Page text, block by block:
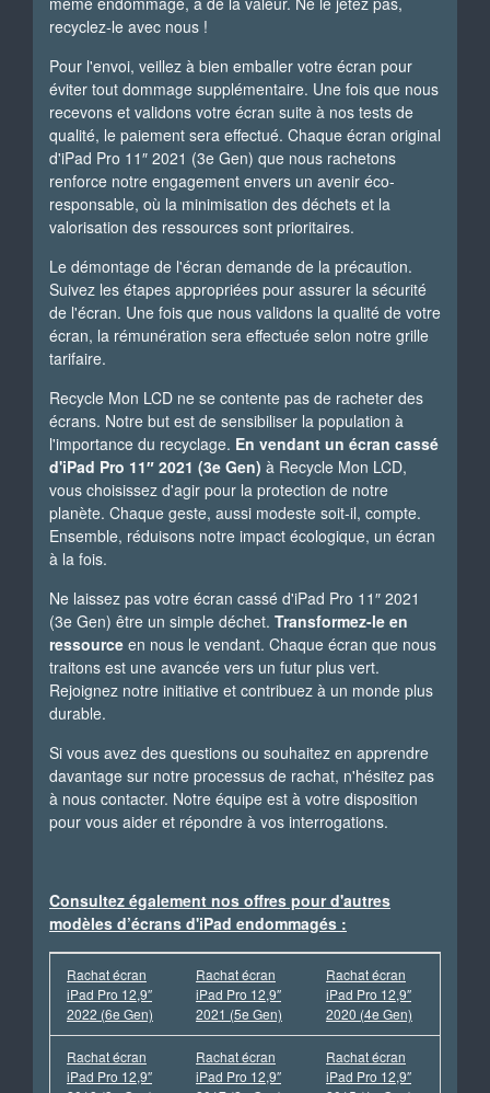
recyclez-le avec nous !
Pour l'envoi, veillez à bien emballer votre écran pour
éviter tout dommage supplémentaire. Une fois que nous
recevons et validons votre écran suite à nos tests de
qualité, le paiement sera effectué. Chaque écran original
d'iPad Pro 11″ 2021 (3e Gen) que nous rachetons
renforce notre engagement envers un avenir éco-
responsable, où la minimisation des déchets et la
valorisation des ressources sont prioritaires.
Le démontage de l'écran demande de la précaution.
Suivez les étapes appropriées pour assurer la sécurité
de l'écran. Une fois que nous validons la qualité de votre
écran, la rémunération sera effectuée selon notre grille
tarifaire.
Recycle Mon LCD ne se contente pas de racheter des
écrans. Notre but est de sensibiliser la population à
l'importance du recyclage. En vendant un écran cassé
d'iPad Pro 11″ 2021 (3e Gen) à Recycle Mon LCD,
vous choisissez d'agir pour la protection de notre
planète. Chaque geste, aussi modeste soit-il, compte.
Ensemble, réduisons notre impact écologique, un écran
à la fois.
Ne laissez pas votre écran cassé d'iPad Pro 11″ 2021
(3e Gen) être un simple déchet. Transformez-le en
ressource en nous le vendant. Chaque écran que nous
traitons est une avancée vers un futur plus vert.
Rejoignez notre initiative et contribuez à un monde plus
durable.
Si vous avez des questions ou souhaitez en apprendre
davantage sur notre processus de rachat, n'hésitez pas
à nous contacter. Notre équipe est à votre disposition
pour vous aider et répondre à vos interrogations.
Consultez également nos offres pour d'autres
modèles d’écrans d'iPad endommagés :
Rachat écran
iPad Pro 12,9″
2022 (6e Gen)
Rachat écran
iPad Pro 12,9″
2021 (5e Gen)
Rachat écran
iPad Pro 12,9″
2020 (4e Gen)
Rachat écran
iPad Pro 12,9″
Rachat écran
iPad Pro 12,9″
Rachat écran
iPad Pro 12,9″